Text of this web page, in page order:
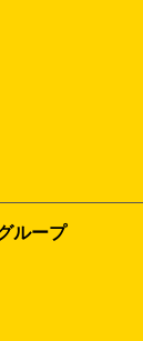
ループ